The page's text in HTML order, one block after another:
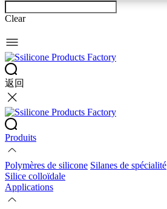
Clear
返回
Produits
Polymères de silicone Silanes de spécialité
Silice colloïdale
Applications